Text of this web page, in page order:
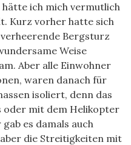
ich mich vermutlich
Kurz vorher hatte sich
Bergsturz
Weise
Aber alle Einwohner
waren danach für
isoliert, denn das
oder mit dem Helikopter
es damals auch
die Streitigkeiten mit